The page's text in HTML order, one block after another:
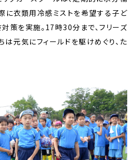
に衣類用冷感ミストを希望する子ど
策を実施。17時30分まで、フリーズ
は元気にフィールドを駆けめぐり、た